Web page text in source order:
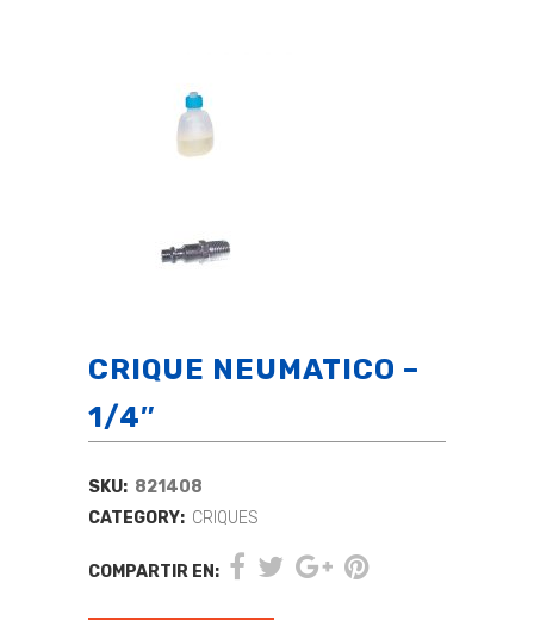
CRIQUE NEUMATICO –
1/4″
SKU: 821408
CATEGORY: CRIQUES
COMPARTIR EN: